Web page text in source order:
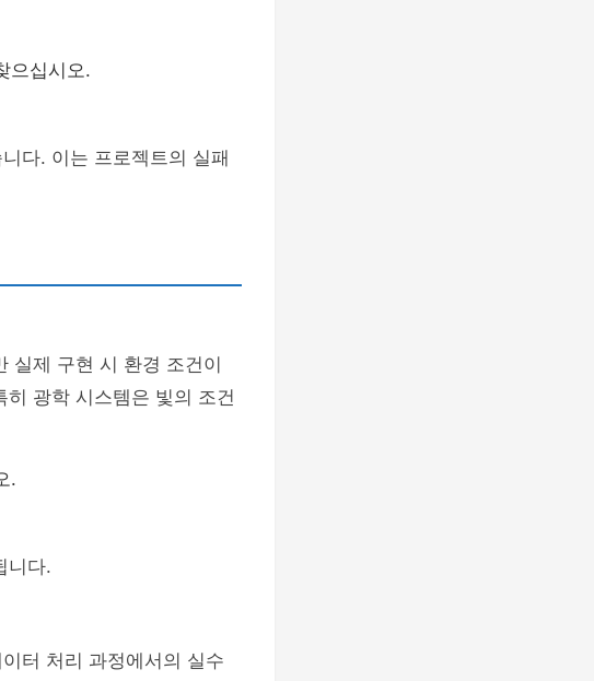
으십시오.
다. 이는 프로젝트의 실패
실제 구현 시 환경 조건이
광학 시스템은 빛의 조건
.
니다.
터 처리 과정에서의 실수